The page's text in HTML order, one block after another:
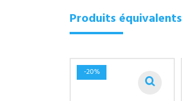
Produits équivalents
-20%